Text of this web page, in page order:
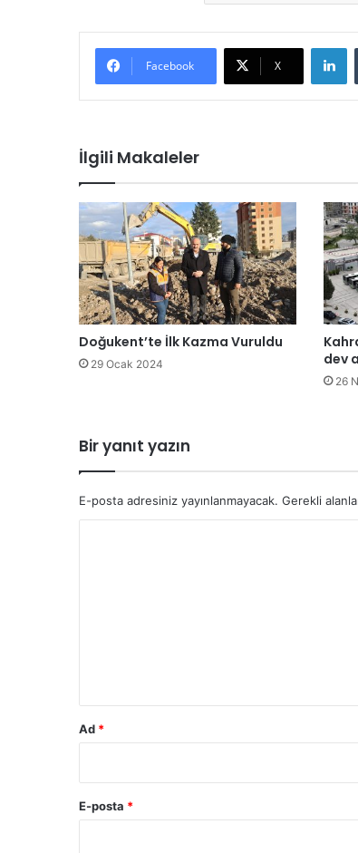
Facebook X
İlgili Makaleler
Doğukent’te İlk Kazma Vuruldu
29 Ocak 2024
dev
26
Bir yanıt yazın
E-posta adresiniz yayınlanmayacak. Gerekli
Ad *
E-posta *